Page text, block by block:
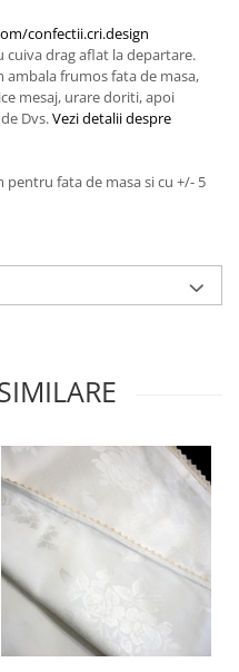
confectii.cri.design
cuiva drag aflat la departare.
frumos fata de masa,
mesaj, urare doriti, apoi
Dvs.Vezi detalii despre
pentru fata de masa si cu +/- 5